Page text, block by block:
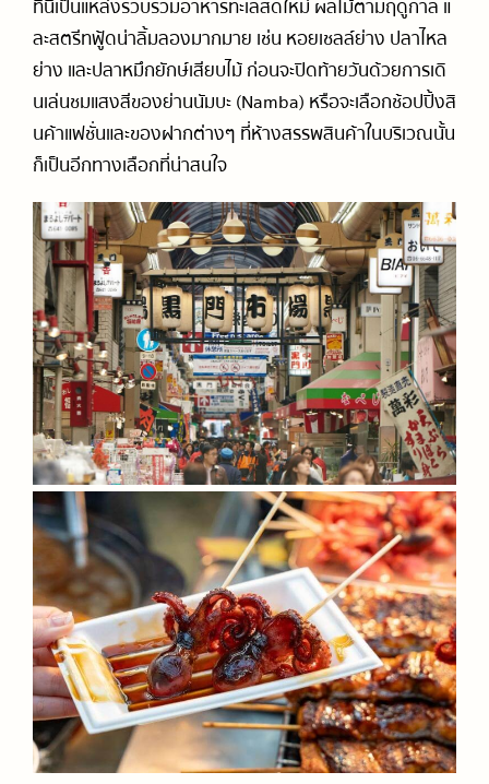
ที่นี่เป็นแหล่งรวบรวมอาหารทะเลสดใหม่ ผลไม้ตามฤดูกาล แ
ละสตรีทฟู้ดน่าลิ้มลองมากมาย เช่น หอยเชลล์ย่าง ปลาไหล
ย่าง และปลาหมึกยักษ์เสียบไม้ ก่อนจะปิดท้ายวันด้วยการเดิ
นเล่นชมแสงสีของย่านนัมบะ (Namba) หรือจะเลือกช้อปปิ้งสิ
นค้าแฟชั่นและของฝากต่างๆ ที่ห้างสรรพสินค้าในบริเวณนั้น
ก็เป็นอีกทางเลือกที่น่าสนใจ